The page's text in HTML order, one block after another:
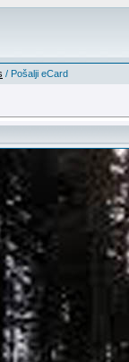
/ Pošalji eCard